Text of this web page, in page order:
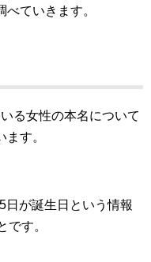
ていきます。
る女性の本名について
す。
日が誕生日という情報
です。